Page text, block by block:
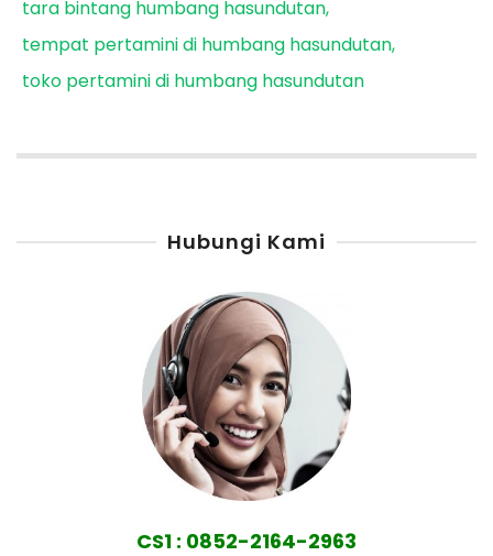
tara bintang humbang hasundutan
tempat pertamini di humbang hasundutan
toko pertamini di humbang hasundutan
Hubungi Kami
CS1 : 0852-2164-2963